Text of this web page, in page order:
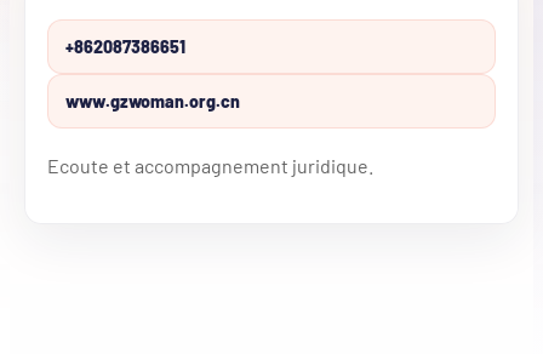
+862087386651
www.gzwoman.org.cn
Ecoute et accompagnement juridique.